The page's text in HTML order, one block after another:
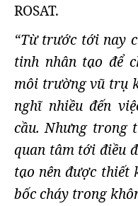
ROSAT.
“Từ trước tới nay
tinh nhân tạo để
môi trường vũ trụ
nghĩ nhiều đến
cầu. Nhưng trong
quan tâm tới điều
tạo nên được thiết
bốc cháy trong